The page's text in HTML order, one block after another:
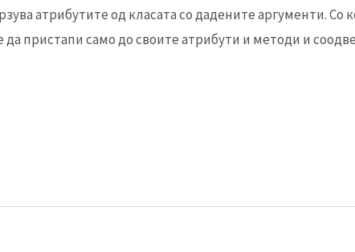
атрибутите од класата со дадените аргументи. Со
пристапи само до своите атрибути и методи и